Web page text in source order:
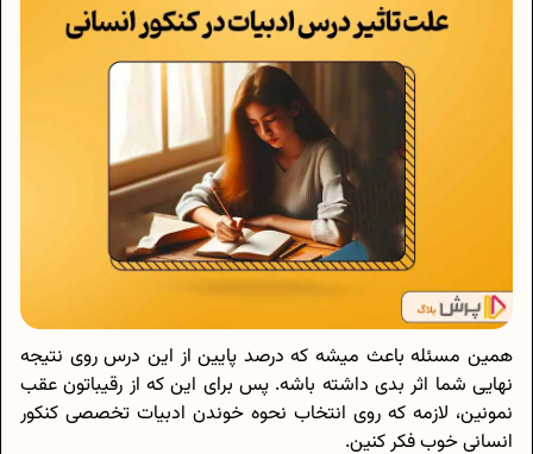
همین مسئله باعث میشه که درصد پایین از این درس روی نتیجه
نهایی شما اثر بدی داشته باشه. پس برای این که از رقیباتون عقب
نمونین، لازمه که روی انتخاب نحوه خوندن ادبیات تخصصی کنکور
انسانی خوب فکر کنین.